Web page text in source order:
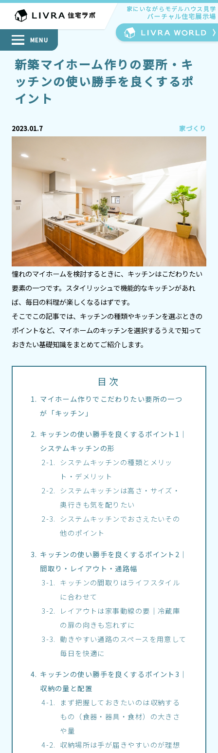
MENU
家にいながらモデルハウス見学
家にいながらモデルハウス見学
バーチャル住宅展示場
バーチャル住宅展示場
新築マイホーム作りの要所・キ
ッチンの使い勝手を良くするポ
イント
2023.01.7 家づくり
憧れのマイホームを検討するときに、キッチンはこだわりたい
要素の一つです。スタイリッシュで機能的なキッチンがあれ
ば、毎日の料理が楽しくなるはずです。
そこでこの記事では、キッチンの種類やキッチンを選ぶときの
ポイントなど、マイホームのキッチンを選択するうえで知って
おきたい基礎知識をまとめてご紹介します。
目次
マイホーム作りでこだわりたい要所の一つ
が「キッチン」
キッチンの使い勝手を良くするポイント1｜
システムキッチンの形
システムキッチンの種類とメリッ
ト・デメリット
システムキッチンは高さ・サイズ・
奥行きも気を配りたい
システムキッチンでおさえたいその
他のポイント
キッチンの使い勝手を良くするポイント2｜
間取り・レイアウト・通路幅
キッチンの間取りはライフスタイル
に合わせて
レイアウトは家事動線の要｜冷蔵庫
の扉の向きも忘れずに
動きやすい通路のスペースを用意して
毎日を快適に
キッチンの使い勝手を良くするポイント3｜
収納の量と配置
まず把握しておきたいのは収納する
もの（食器・器具・食材）の大きさ
や量
収納場所は手が届きやすいのが理想